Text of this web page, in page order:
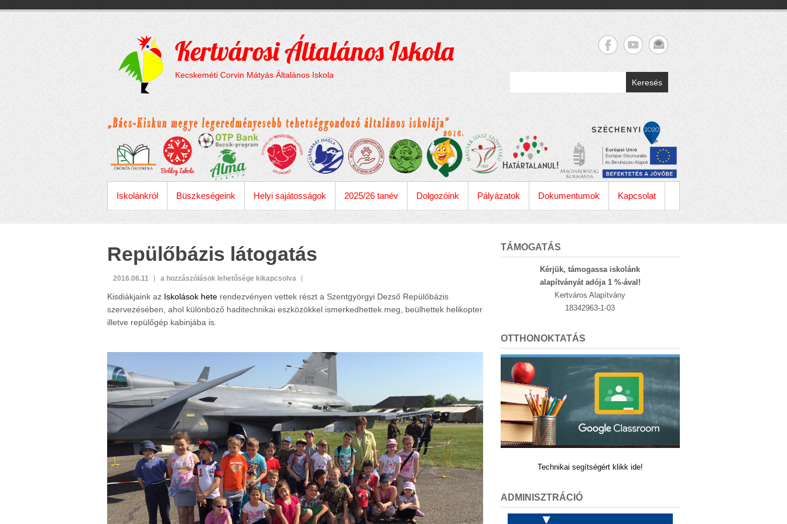
content
Kertvárosi Általános Iskola
Kecskeméti Corvin Mátyás Általános Iskola
Keresés
ELSŐDLEGES MENÜ
Iskolánkról Büszkeségeink Helyi sajátosságok 2025/26 tanév Dolgozóink Pályázatok Dokumentumok Kapcsolat
Repülőbázis látogatás
2016.06.11
Repülőbázis
bejegyzéshez
a hozzászólások lehetősége kikapcsolva
Kisdiákjaink az Iskolások hete rendezvényen vettek részt a Szentgyörgyi Dezső Repülőbázis
szervezésében, ahol különböző haditechnikai eszközökkel ismerkedhettek meg, beülhettek helikopter
illetve repülőgép kabinjába is.
TÁMOGATÁS
Kérjük, támogassa iskolánk
alapítványát adója 1 %-ával!
Kertváros Alapítvány
18342963-1-03
OTTHONOKTATÁS
Technikai segítségért klikk ide!
ADMINISZTRÁCIÓ